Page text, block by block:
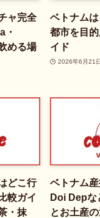
ャ完全
・
める場
ベトナム
都市を目
イド
2026年6月21日
どこ行
較ガイ
・抹
ベトナム産
Doi Depな
とお土産